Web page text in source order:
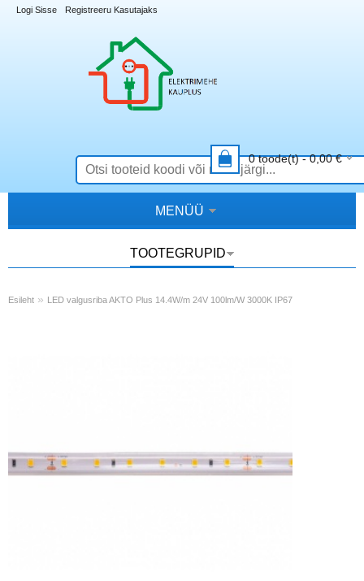
Logi Sisse Registreeru Kasutajaks
0toode(t) -0,00€
MENÜÜ
TOOTEGRUPID
Esileht » LED valgusriba AKTO Plus 14.4W/m 24V 100lm/W 3000K IP67